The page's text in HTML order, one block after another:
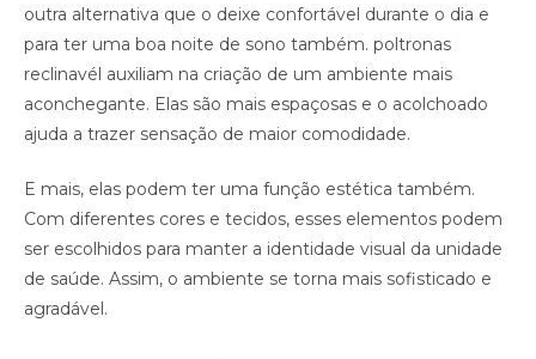
outra alternativa que o deixe confortável durante o dia e
para ter uma boa noite de sono também. poltronas
reclinavél auxiliam na criação de um ambiente mais
aconchegante. Elas são mais espaçosas e o acolchoado
ajuda a trazer sensação de maior comodidade.
E mais, elas podem ter uma função estética também.
Com diferentes cores e tecidos, esses elementos podem
ser escolhidos para manter a identidade visual da unidade
de saúde. Assim, o ambiente se torna mais sofisticado e
agradável.